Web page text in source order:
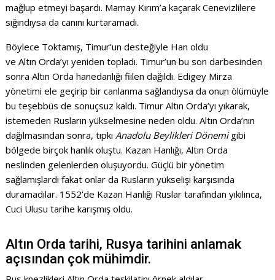
mağlup etmeyi başardı. Mamay Kırım’a kaçarak Cenevizlilere
sığındıysa da canını kurtaramadı.
Böylece Toktamış, Timur’un desteğiyle Han oldu
ve Altın Orda’yı yeniden topladı. Timur’un bu son darbesinden
sonra Altın Orda hanedanlığı fiilen dağıldı. Edigey Mirza
yönetimi ele geçirip bir canlanma sağlandıysa da onun ölümüyle
bu teşebbüs de sonuçsuz kaldı. Timur Altın Orda’yı yıkarak,
istemeden Rusların yükselmesine neden oldu. Altın Orda’nın
dağılmasından sonra, tıpkıAnadolu Beylikleri Dönemi gibi
bölgede birçok hanlık oluştu. Kazan Hanlığı, Altın Orda
neslinden gelenlerden oluşuyordu. Güçlü bir yönetim
sağlamışlardı fakat onlar da Rusların yükselişi karşısında
duramadılar. 1552’de Kazan Hanlığı Ruslar tarafından yıkılınca,
Cuci Ulusu tarihe karışmış oldu.
Altın Orda tarihi, Rusya tarihini anlamak
açısından çok mühimdir.